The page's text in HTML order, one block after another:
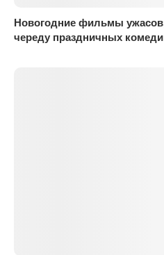
Новогодние фильмы
череду праздничных